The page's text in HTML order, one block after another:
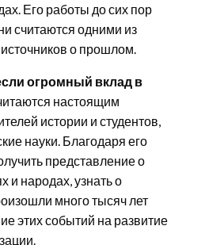
Его работы до сих пор
считаются одними из
о прошлом.
огромный вклад в
настоящим
истории и студентов,
науки. Благодаря его
представление о
и народах, узнать о
много тысяч лет
этих событий на развитие